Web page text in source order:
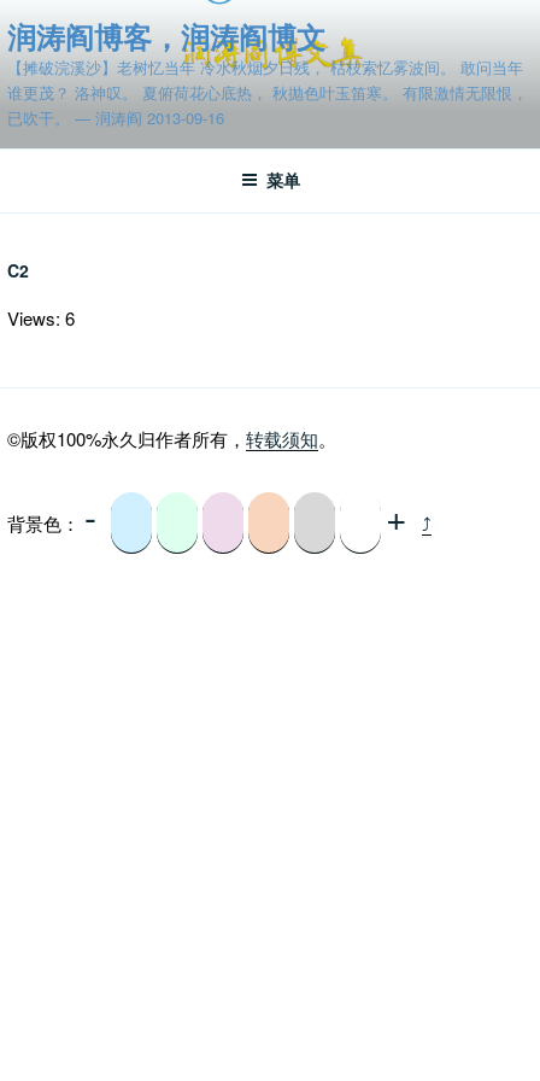
至
容
润涛阎博客，润涛阎博文
【摊破浣溪沙】老树忆当年 冷水秋烟夕日残， 枯枝索忆雾波间。 敢问当年
谁更茂？ 洛神叹。 夏俯荷花心底热， 秋抛色叶玉笛寒。 有限激情无限恨，
已吹干。 — 润涛阎 2013-09-16
菜单
C2
Views: 6
©版权100%永久归作者所有， 转载须知。
背景色： - + ⤴